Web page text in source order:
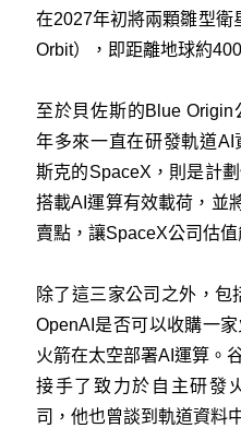
在2027年初將兩顆雛型衛
Orbit），即距離地球約
至於貝佐斯的Blue
年多來一直在研發軌道
斯克的SpaceX，則是計
搭載AI運算有效載荷，並
賣點，讓SpaceX公司估
除了這三家公司之外，包
OpenAI是否可以收購一
火箭在太空部署AI運算。
接手了致力於自主研發
司，他也曾談到軌道資料